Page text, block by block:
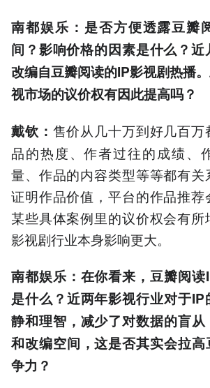
南都娱乐：是否方便透露豆瓣
间？影响价格的因素是什么？
改编自豆瓣阅读的IP影视剧热播
视市场的议价权有因此提高吗？
戴钦： 售价从几十万到好几百
品的热度、作者过往的成绩、
量、作品的内容类型等等都有关
证明作品价值，平台的作品推荐
某些具体案例里的议价权会有所
影视剧行业本身影响更大。
南都娱乐：在你看来，豆瓣阅读
是什么？近两年影视行业对于
静和理智，减少了对数据的盲
和改编空间，这是否其实会拉
争力？